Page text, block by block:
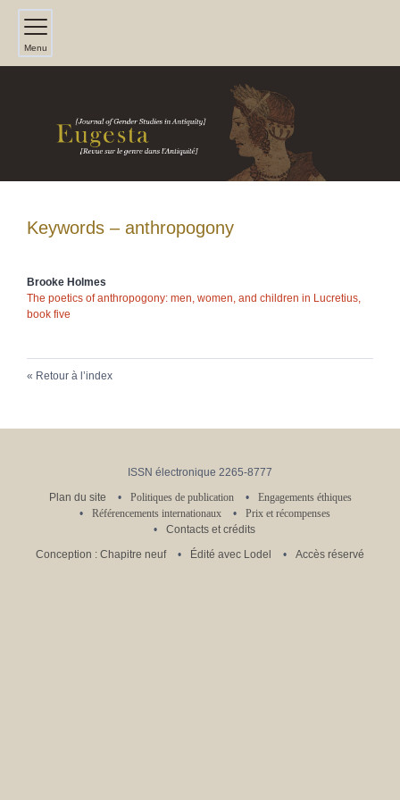
Menu
Keywords – anthropogony
Brooke Holmes
The poetics of anthropogony: men, women, and children in Lucretius,
book five
Retour à l’index
ISSN électronique 2265-8777
Plan du site
Politiques de publication
Engagements éthiques
Référencements internationaux
Prix et récompenses
Contacts et crédits
Conception : Chapitre neuf
Édité avec Lodel Accès réservé